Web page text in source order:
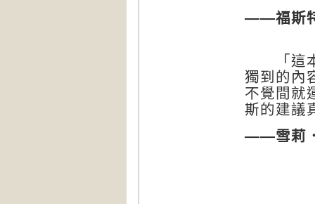
——福斯特
「這本
獨到的內
不覺間就
斯的建議
——雪莉